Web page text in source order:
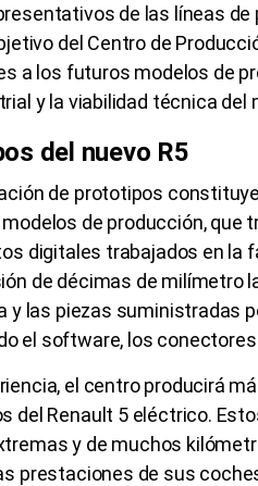
de las líneas
del Centro de
a los futuros modelos de
y la viabilidad técnica del
del nuevo R5
de prototipos
de producción, que
digitales trabajados en la
de décimas de milímetro
y las piezas suministradas
el software, los
el centro producirá
del Renault 5 eléctrico.
y de muchos
prestaciones de sus